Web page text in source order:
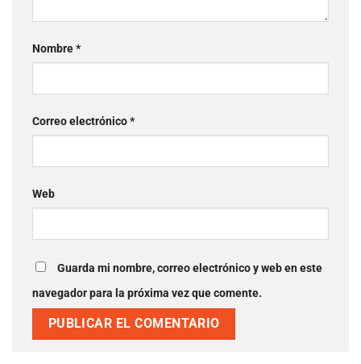
Nombre*
Correo electrónico*
Web
este navegador para la próxima vez que comente.